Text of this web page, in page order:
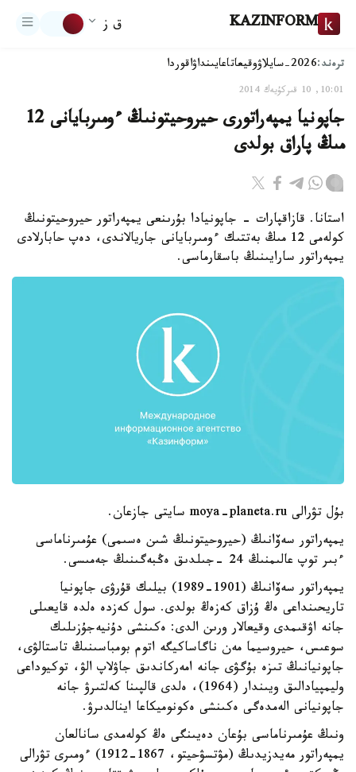
KAZINFORM ق ز
ترەند:2026-سايلاۋ وقيعاتاعايىنداۋاقوردا
10:01, 10 قىركۇيەك 2014
جاپونيا يمپەراتورى حيروحيتونىڭ ءومىربايانى 12
مىڭ پاراق بولدى
استانا. قازاقپارات - جاپونيادا بۇرىنعى يمپەراتور حيروحيتونىڭ
كولەمى 12 مىڭ بەتتىك ءومىربايانى جاريالاندى، دەپ حابارلادى
يمپەراتور سارايىنىڭ باسقارماسى.
بۇل تۋرالى moya-planeta.ru سايتى جازعان.
يمپەراتور سەۆانىڭ (حيروحيتونىڭ شىن ەسىمى) عۇمىرناماسى
ءبىر توپ عالىمنىڭ 24 -جىلدىق ەڭبەگىنىڭ جەمىسى.
يمپەراتور سەۆانىڭ (1901-1989) بيلىك قۇرۋى جاپونيا
تاريحىنداعى ەڭ ۇزاق كەزەڭ بولدى. سول كەزدە ەلدە قايعىلى
جانە اۋقىمدى وقيعالار ورىن الدى: ەكىنشى دۇنيەجۇزىلىك
سوعىس، حيروسيما مەن ناگاساكيگە اتوم بومباسىنىڭ تاستالۋى،
جاپونيانىڭ تىزە بۇگۋى جانە امەركاندىق جاۋلاپ الۋ، توكيوداعى
وليمپيادالىق ويىندار (1964)، ەلدى قالپىنا كەلتىرۋ جانە
جاپونيانى الەمدەگى ەكىنشى ەكونوميكاعا اينالدىرۋ.
ونىڭ عۇمىرناماسى بۇعان دەيىنگى ەڭ كولەمدى سانالعان
يمپەراتور مەيدزيدىڭ (مۋتسۋحيتو، 1867-1912) ءومىرى تۋرالى